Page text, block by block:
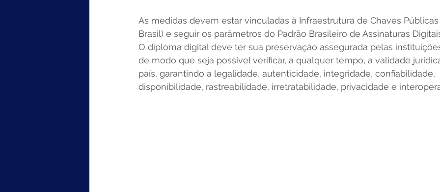
As medidas devem estar vinculadas à Infraestrutura de Chaves Públicas
Brasil) e seguir os parâmetros do Padrão Brasileiro de Assinaturas
O diploma digital deve ter sua preservação assegurada pelas
de modo que seja possível verificar, a qualquer tempo, a validade
país, garantindo a legalidade, autenticidade, integridade, confiabilidade,
disponibilidade, rastreabilidade, irretratabilidade, privacidade e